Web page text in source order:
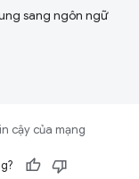
sang ngôn ngữ
cậy của mạng